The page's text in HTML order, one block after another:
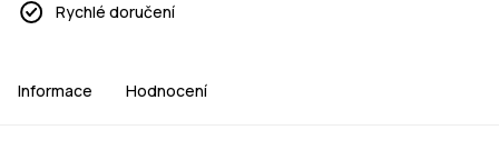
Rychlé doručení
Informace Hodnocení